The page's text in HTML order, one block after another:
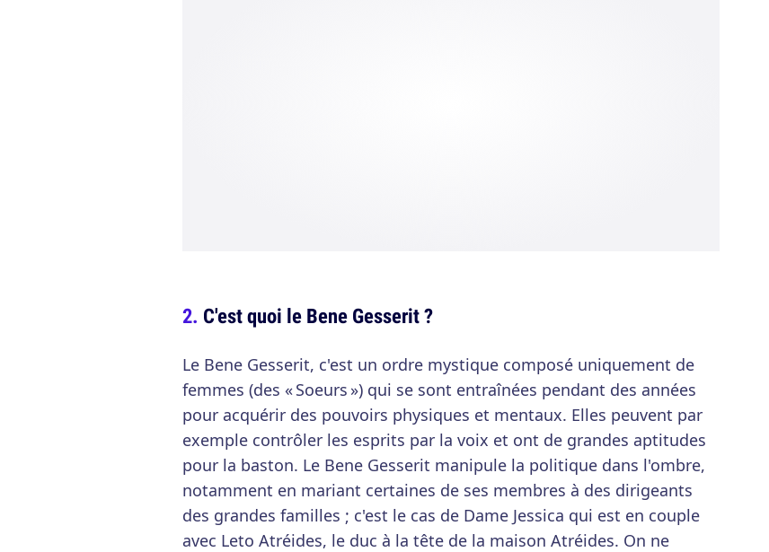
C'est quoi le Bene Gesserit ?
Le Bene Gesserit, c'est un ordre mystique composé uniquement de
femmes (des « Soeurs ») qui se sont entraînées pendant des années
pour acquérir des pouvoirs physiques et mentaux. Elles peuvent par
exemple contrôler les esprits par la voix et ont de grandes aptitudes
pour la baston. Le Bene Gesserit manipule la politique dans l'ombre,
notamment en mariant certaines de ses membres à des dirigeants
des grandes familles ; c'est le cas de Dame Jessica qui est en couple
avec Leto Atréides, le duc à la tête de la maison Atréides. On ne